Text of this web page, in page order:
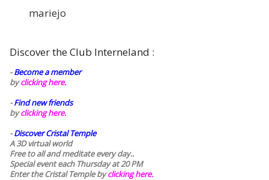
mariejo
Discover the Club Interneland :
-Become a member
byclicking here.
-Find new friends
byclicking here.
-Discover Cristal Temple
A 3D virtual world
Free to all and meditate every day..
Special event each Thursday at 20 PM
Enter the Cristal Temple byclicking here.